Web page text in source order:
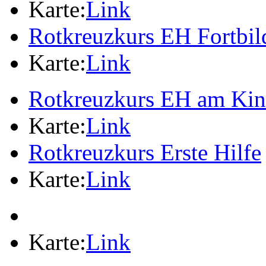
Karte:Link
Rotkreuzkurs EH
Karte:Link
Rotkreuzkurs EH am
Karte:Link
Rotkreuzkurs Erste Hilfe
Karte:Link
Karte:Link